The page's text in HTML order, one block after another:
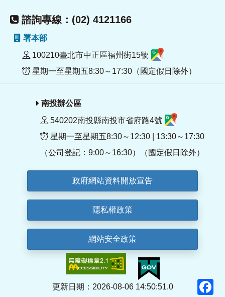
諮詢專線：(02) 4121166
署本部
100210臺北市中正區福州街15號
星期一至星期五8:30～17:30（國定假日除外）
南投辦公區
540202南投縣南投市省府路4號
星期一至星期五8:30～12:30 | 13:30～17:30
（公司登記：9:00～16:30）（國定假日除外）
政府網站資料開放宣告
隱私權政策
網站安全政策
更新日期：2026-08-06 14:50:51.0